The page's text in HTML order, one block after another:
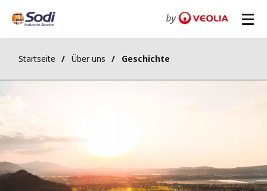
Startseite Über uns Geschichte